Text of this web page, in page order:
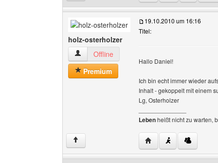
holz-osterholzer
holz-osterholzer Benutzer-Profile anzeigen
Offline
Premium
19.10.2010 um 16:16
Titel:
Hallo Daniel!
Ich bin echt immer wieder
Inhalt - gekoppelt mit einem
Lg, Osterholzer
Lebenheißt nicht zu warten,
↑ Website dieses